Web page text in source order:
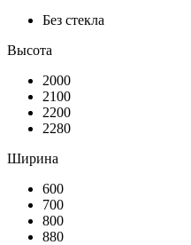
Без стекла
Высота
2000
2100
2200
2280
Ширина
600
700
800
880